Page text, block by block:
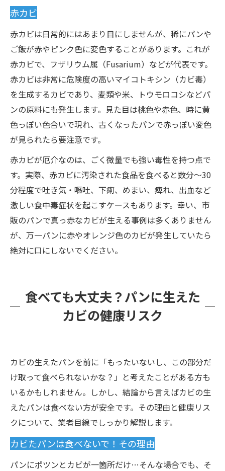
赤カビ
赤カビは日常的にはあまり目にしませんが、稀にパンや
ご飯が赤やピンク色に変色することがあります。これが
赤カビで、フザリウム属（Fusarium）などが代表です。
赤カビは非常に危険度の高いマイコトキシン（カビ毒）
を生成するカビであり、麦類や米、トウモロコシなどパ
ンの原料にも発生します。見た目は桃色や赤色、時に黄
色っぽい色合いで現れ、古くなったパンで赤っぽい変色
が見られたら要注意です。
赤カビが厄介なのは、ごく微量でも強い毒性を持つ点で
す。実際、赤カビに汚染された食品を食べると数分～30
分程度で吐き気・嘔吐、下痢、めまい、痺れ、出血など
激しい食中毒症状を起こすケースもあります。幸い、市
販のパンで真っ赤なカビが生える事例は多くありません
が、万一パンに赤やオレンジ色のカビが発生していたら
絶対に口にしないでください。
食べても大丈夫？パンに生えた
カビの健康リスク
カビの生えたパンを前に「もったいないし、この部分だ
け取って食べられないかな？」と考えたことがある方も
いるかもしれません。しかし、結論から言えばカビの生
えたパンは食べない方が安全です。その理由と健康リス
クについて、業者目線でしっかり解説します。
カビたパンは食べないで！その理由
パンにポツンとカビが一箇所だけ…そんな場合でも、そ